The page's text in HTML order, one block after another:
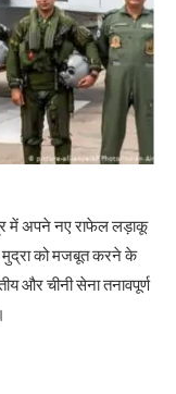
में अपने नए राफेल लड़ाकू
मुद्रा को मजबूत करने के
और चीनी सेना तनावपूर्ण